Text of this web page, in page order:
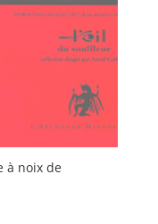
à noix de